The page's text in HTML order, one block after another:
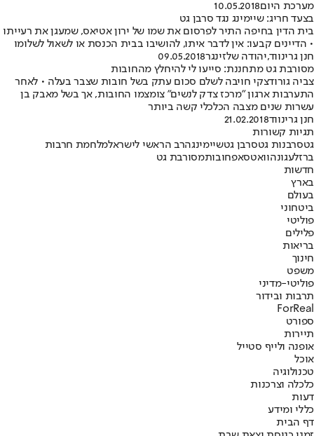
מערכת היום10.05.2018
בצעד חריג: שיימינג נגד סרבן גט
בית הדין בחיפה התיר לפרסום את שמו של ירון אטיאס, שמעגן את רעייתו
• הדיינים קבעו: אין לדבר איתו, להושיבו בבית הכנסת או לשאול לשלומו
חנן גרינווד,יהודה שלזינגר09.05.2018
מסורבת גט מתחננת: סייעו לי להיחלץ מהחובות
צביה גורודצקי חויבה לשלם סכום עתק בשל חובות שצבר בעלה • לאחר
התערבות ארגון "מרכז צדק לנשים" צומצמו החובות, אך בשל מאבק בן
עשרות שנים מצבה הכלכלי קשה ביותר
חנן גרינווד21.02.2018
תגיות קשורות
גטסרבנות גטסרבן גטשיימינגהרב הראשי לישראלמלחמת חרבות
ברזלעגונהוואטסאפחובותמסורבת גט
חדשות
בארץ
בעולם
ביטחוני
פוליטי
פלילים
בריאות
חינוך
משפט
פוליטי-מדיני
תרבות ובידור
ForReal
ספורט
תיירות
אופנה ולייף סטייל
אוכל
טכנולוגיה
כלכלה וצרכנות
דעות
כללי ומידע
דף הבית